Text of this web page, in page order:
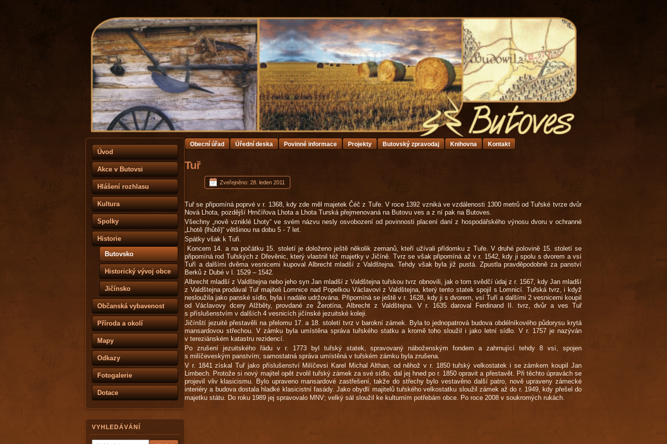
Úvod
Akce v Butovsi
Hlášení rozhlasu
Kultura
Spolky
Historie
Butovsko
Historický vývoj obce
Jičínsko
Občanská vybavenost
Příroda a okolí
Mapy
Odkazy
Fotogalerie
Dotace
VYHLEDÁVÁNÍ
Obecní úřad Úřední deska Povinné informace Projekty Butovský zpravodaj Knihovna Kontakt
Tuř
Zveřejněno: 28. leden 2011
Tuř se připomíná poprvé v r. 1368, kdy zde měl majetek Čéč z Tuře. V roce 1392 vzniká ve vzdálenosti 1300 metrůod Tuřské tvrze dvůr
Nová Lhota, pozdější Hrnčířova Lhota a Lhota Turská přejmenovaná na Butovu ves a z ní pak na Butoves.
Všechny „nově vzniklé Lhoty“ ve svém názvu nesly osvobození od povinnosti placení daní z hospodářského výnosu dvoru v ochranné
„Lhotě (lhůtě)“ většinou na dobu 5 - 7 let.
Spátky však k Tuři.
Koncem 14. a na počátku 15. století je doloženo ještě několik zemanů, kteří užívali přídomku z Tuře. V druhé polovině 15. století se
připomíná rod Tuřských z Dřevěnic, který vlastnil též majetky v Jičíně. Tvrz se však připomíná až v r. 1542, kdy ji spolu s dvorem a vsí
Tuří a dalšími dvěma vesnicemi kupoval Albrecht mladší z Valdštejna. Tehdy však byla již pustá. Zpustla pravděpodobně za panství
Berků z Dubé v l. 1529 – 1542.
Albrecht mladší z Valdštejna nebo jeho syn Jan mladší z Valdštejna tuřskou tvrz obnovili, jak o tom svědčí údaj z r. 1567, kdy Jan mladší
z Valdštejna prodával Tuř majiteli Lomnice nad Popelkou Václavovi z Valdštejna, který tento statek spojil s Lomnicí. Tuřská tvrz, i když
nesloužila jako panské sídlo, byla i nadále udržována. Připomíná se ještě v r. 1628, kdy ji s dvorem, vsí Tuří a dalšími 2 vesnicemi koupil
od Václavovy dcery Alžběty, provdané ze Žerotína, Albrecht z Valdštejna. V r. 1635 daroval Ferdinand II. tvrz, dvůr a ves Tuř
s příslušenstvím v dalších 4 vesnicích jičínské jezuitské koleji.
Jičínští jezuité přestavěli na přelomu 17. a 18. století tvrz v barokní zámek. Byla to jednopatrová budova obdélníkového půdorysu krytá
mansardovou střechou. V zámku byla umístěna správa tuřského statku a kromě toho sloužil i jako letní sídlo. V r. 1757 je nazýván
v tereziánském katastru rezidencí.
Po zrušení jezuitského řádu v r. 1773 byl tuřský statek, spravovaný náboženským fondem a zahrnující tehdy 8 vsí, spojen
s milíčeveským panstvím; samostatná správa umístěná v tuřském zámku byla zrušena.
V r. 1841 získal Tuř jako příslušenství Milíčevsi Karel Michal Althan, od něhož v r. 1850 tuřský velkostatek i se zámkem koupil Jan
Limbech. Protože si nový majitel opět zvolil tuřský zámek za své sídlo, dal jej hned po r. 1850 opravit a přestavět. Při těchto úpravách se
projevil vliv klasicismu. Bylo upraveno mansardové zastřešení, takže do střechy bylo vestavěno další patro, nově upraveny zámecké
interiéry a budova dostala hladké klasicistní fasády. Jako obydlí majitelů tuřského velkostatku sloužil zámek až do r. 1949, kdy přešel do
majetku státu. Do roku 1989 jej spravovalo MNV; velký sál sloužil ke kulturním potřebám obce. Po roce 2008 v soukromých rukách.